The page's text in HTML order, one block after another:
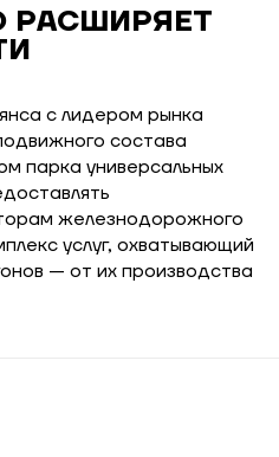
РАСШИРЯЕТ
с лидером рынка
состава
парка универсальных
железнодорожного
услуг, охватывающий
— от их производства